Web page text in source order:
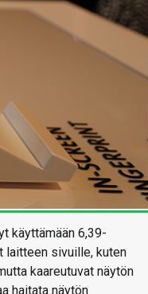
käyttämään 6,39-
laitteen sivuille, kuten
kaareutuvat näytön
haitata näytön